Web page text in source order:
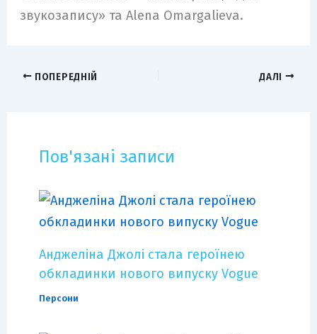
звукозапису» та Alena Omargalieva.
ПОПЕРЕДНІЙ ДАЛІ
Пов'язані записи
Анджеліна Джолі стала героїнею
обкладинки нового випуску Vogue
Персони